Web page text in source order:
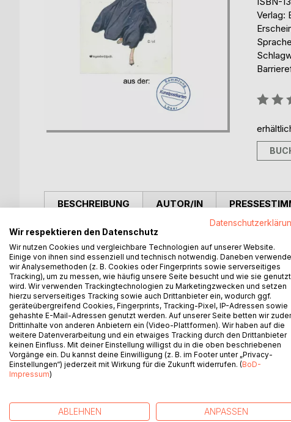
Verlag:
BESCHREIBUNG
Bei dem Vorhaben, die Kunstpostkarten von Brynolf
Ereignisse von einander trennen.
Etwa in der zweiten Hälfte der 1970er Jahre hat mich
aufmerksam gemacht. Brühl, Kunsthistoriker,
DDR), war mir aus vielen Gesprächen gut bekannt.
Er sagte sinngemäß, ich solle bei Postkarten auf die
diese von Wennerberg stammten und dass es
darüber hinaus. Weiterhin erklärte er mir, dass
Werbegrafiker und Plakatkünstler (ich weiß nicht
heute ist das wohl üblich) zukomme. Nun will ich
diesem Metier schlecht auskenne. Ich habe also bei
Ausschau gehalten. In meiner Unkenntnis des
neuen Karten den gelaufenen vorgezogen, da
Irrtum wurde schließlich bemerkt, für die Sammlung
beiden Varianten gibt.
AUTOR/IN
Wir respektieren den Datenschutz
Wir nutzen Cookies und vergleichbare Technologien auf unserer Website.
Einige von ihnen sind essenziell und technisch notwendig. Daneben
wir Analysemethoden (z. B. Cookies oder Fingerprints sowie serverseitiges
Tracking), um zu messen, wie häufig unsere Seite besucht und wie sie genutzt
wird. Wir verwenden Trackingtechnologien zu Marketingzwecken und setzen
hierzu serverseitiges Tracking sowie auch Drittanbieter ein, wodurch ggf.
geräteübergreifend Cookies, Fingerprints, Tracking-Pixel, IP-Adressen sowie
gehashte E-Mail-Adressen genutzt werden. Auf unserer Seite betten wir
Drittinhalte von anderen Anbietern ein (Video-Plattformen). Wir haben auf die
weitere Datenverarbeitung und ein etwaiges Tracking durch den Drittanbieter
keinen Einfluss. Mit deiner Einstellung willigst du in die oben beschriebenen
Vorgänge ein. Du kannst deine Einwilligung (z. B. im Footer unter „Privacy-
Einstellungen“) jederzeit mit Wirkung für die Zukunft widerrufen. (BoD-
Impressum)
ABLEHNEN ANPASSEN